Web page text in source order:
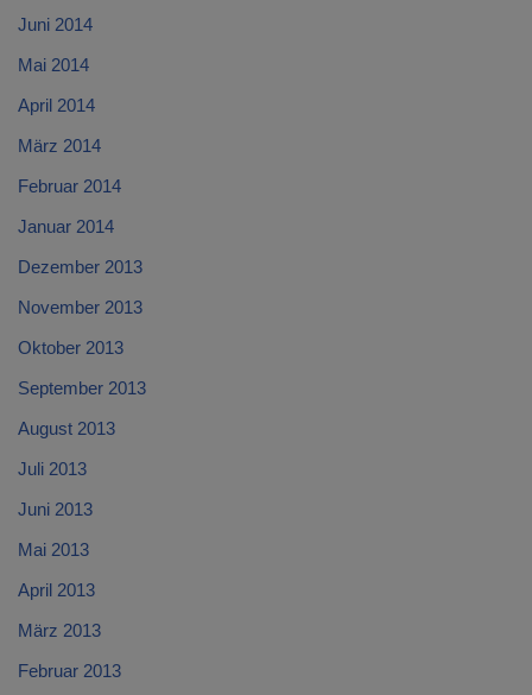
Juni 2014
Mai 2014
April 2014
März 2014
Februar 2014
Januar 2014
Dezember 2013
November 2013
Oktober 2013
September 2013
August 2013
Juli 2013
Juni 2013
Mai 2013
April 2013
März 2013
Februar 2013